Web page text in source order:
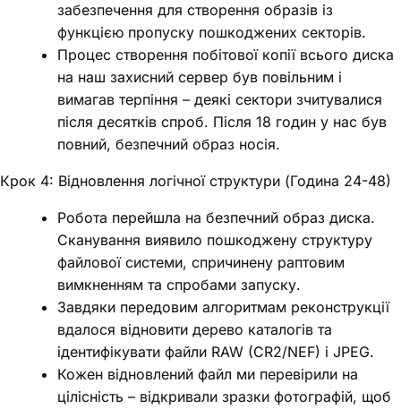
забезпечення для створення образів із
функцією пропуску пошкоджених секторів.
Процес створення побітової копії всього диска
на наш захисний сервер був повільним і
вимагав терпіння – деякі сектори зчитувалися
після десятків спроб. Після 18 годин у нас був
повний, безпечний образ носія.
Крок 4: Відновлення логічної структури (Година 24-48)
Робота перейшла на безпечний образ диска.
Сканування виявило пошкоджену структуру
файлової системи, спричинену раптовим
вимкненням та спробами запуску.
Завдяки передовим алгоритмам реконструкції
вдалося відновити дерево каталогів та
ідентифікувати файли RAW (CR2/NEF) і JPEG.
Кожен відновлений файл ми перевірили на
цілісність – відкривали зразки фотографій, щоб